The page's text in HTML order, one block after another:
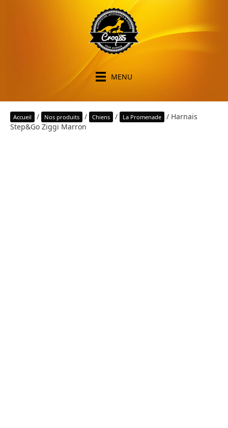
MENU
Accueil / Nos produits / Chiens / La Promenade
/ Harnais
Step&Go Ziggi Marron